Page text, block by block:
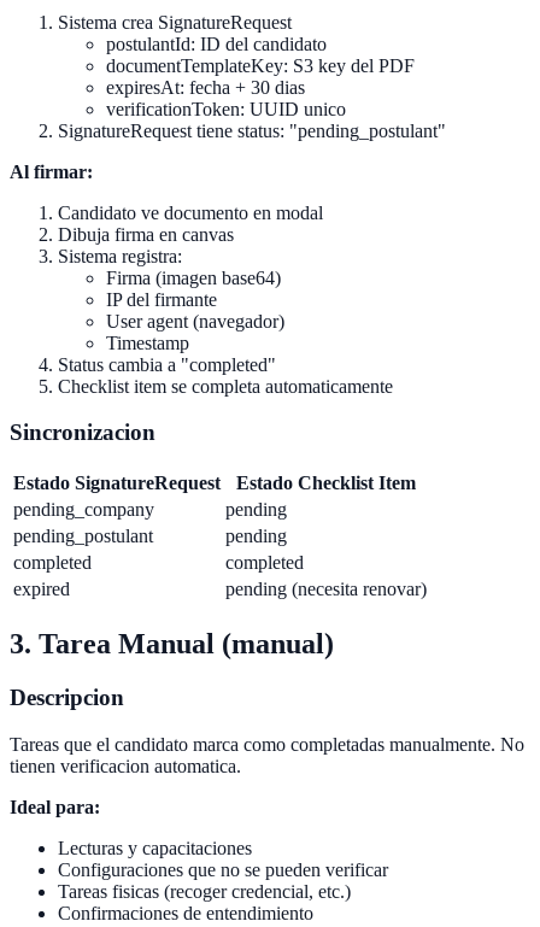
Sistema crea SignatureRequest
postulantId: ID del candidato
documentTemplateKey: S3 key del PDF
expiresAt: fecha + 30 dias
verificationToken: UUID unico
SignatureRequest tiene status: "pending_postulant"
Al firmar:
Candidato ve documento en modal
Dibuja firma en canvas
Sistema registra:
Firma (imagen base64)
IP del firmante
User agent (navegador)
Timestamp
Status cambia a "completed"
Checklist item se completa automaticamente
Sincronizacion
Estado SignatureRequest
Estado Checklist Item
pending_company
pending
pending_postulant
pending
completed
completed
expired
pending (necesita renovar)
3. Tarea Manual (manual)
Descripcion
Tareas que el candidato marca como completadas manualmente. No
tienen verificacion automatica.
Ideal para:
Lecturas y capacitaciones
Configuraciones que no se pueden verificar
Tareas fisicas (recoger credencial, etc.)
Confirmaciones de entendimiento